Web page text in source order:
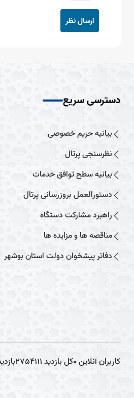
ارسال نظر
دسترسی سریع
بیانیه حریم خصوصی
نظرسنجی پرتال
بیانیه سطح توافق خدمات
دستورالعمل بروزرسانی پرتال
راهبرد مشارکت دستگاه
مناقصه ها و مزایده ها
دفاتر پیشخوان دولت استان بوشهر
کاربران آنلاین0کل بازدید2754111